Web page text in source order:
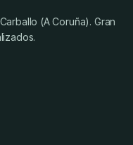
(A Coruña). Gran